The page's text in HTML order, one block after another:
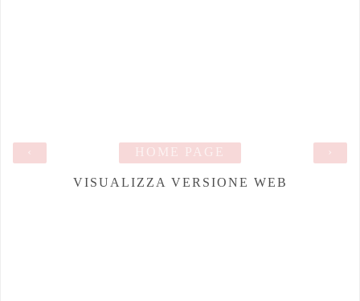
›
HOME PAGE
VISUALIZZA VERSIONE WEB